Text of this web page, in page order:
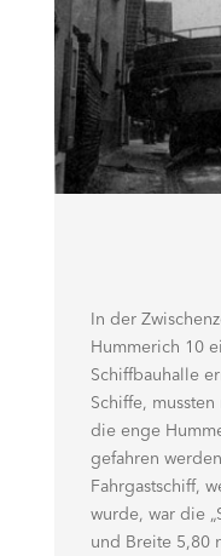
In der
Hummerich 10
Schiffbauhalle
Schiffe,
die enge
gefahren
Fahrgastschiff,
wurde, war die
und Breite 5,80